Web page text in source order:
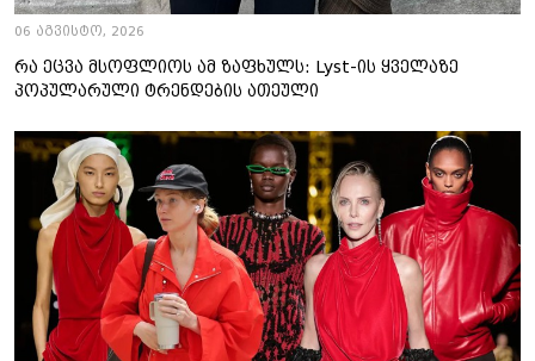
06 აგვისტო, 2026
რა ეცვა მსოფლიოს ამ ზაფხულს: Lyst-ის ყველაზე
პოპულარული ტრენდების ათეული